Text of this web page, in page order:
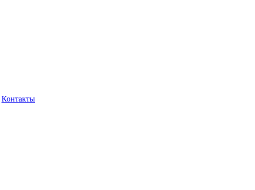
Контакты